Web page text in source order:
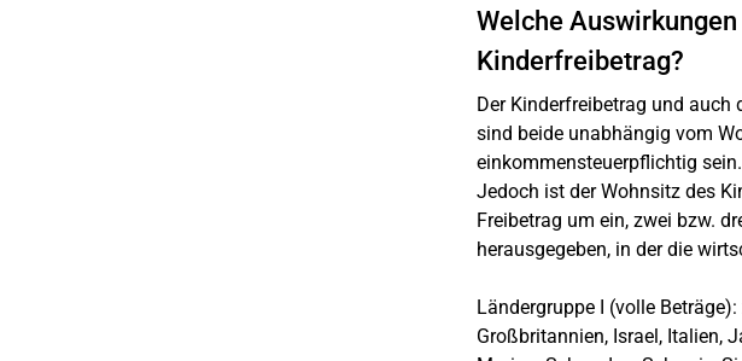
Welche
Kinderfreibetrag?
Der Kinderfreibetrag und auch
sind beide unabhängig vom
einkommensteuerpflichtig sein.
Jedoch ist der Wohnsitz des
Freibetrag um ein, zwei bzw.
herausgegeben, in der die
Ländergruppe I (volle
Großbritannien, Israel, Italien,